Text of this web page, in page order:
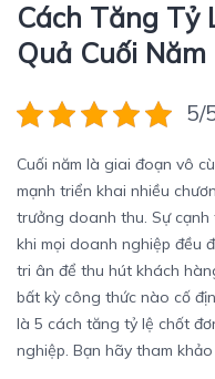
Cách Tăng Tỷ
Quả Cuối
5/
Cuối năm là giai đoạn vô
mạnh triển khai nhiều
trưởng doanh thu. Sự
khi mọi doanh nghiệp đều
tri ân để thu hút khách
bất kỳ công thức nào cố
là 5 cách tăng tỷ lệ chốt
nghiệp. Bạn hãy tham